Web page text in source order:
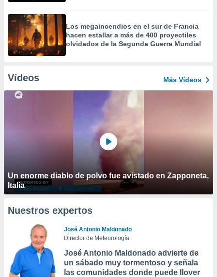
Los megaincendios en el sur de Francia
hacen estallar a más de 400 proyectiles
olvidados de la Segunda Guerra Mundial
Vídeos Más Vídeos
Un enorme diablo de polvo fue avistado en Zapponeta,
Italia
Nuestros expertos
José Antonio Maldonado
Director de Meteorología
José Antonio Maldonado advierte de
un sábado muy tormentoso y señala
las comunidades donde puede llover